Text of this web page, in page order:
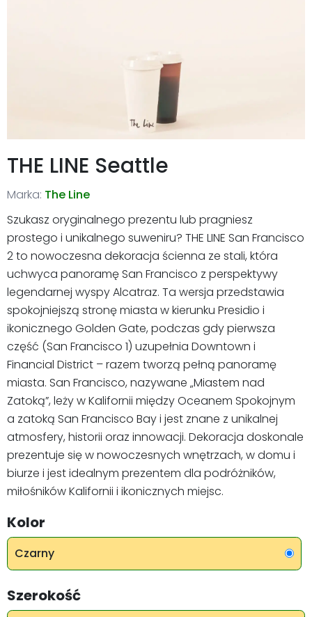
THE LINE Seattle
Marka: The Line
Szukasz oryginalnego prezentu lub pragniesz
prostego i unikalnego suweniru? THE LINE San Francisco
2 to nowoczesna dekoracja ścienna ze stali, która
uchwyca panoramę San Francisco z perspektywy
legendarnej wyspy Alcatraz. Ta wersja przedstawia
spokojniejszą stronę miasta w kierunku Presidio i
ikonicznego Golden Gate, podczas gdy pierwsza
część (San Francisco 1) uzupełnia Downtown i
Financial District – razem tworzą pełną panoramę
miasta. San Francisco, nazywane „Miastem nad
Zatoką”, leży w Kalifornii między Oceanem Spokojnym
a zatoką San Francisco Bay i jest znane z unikalnej
atmosfery, historii oraz innowacji. Dekoracja doskonale
prezentuje się w nowoczesnych wnętrzach, w domu i
biurze i jest idealnym prezentem dla podróżników,
miłośników Kalifornii i ikonicznych miejsc.
Kolor
Czarny
Szerokość